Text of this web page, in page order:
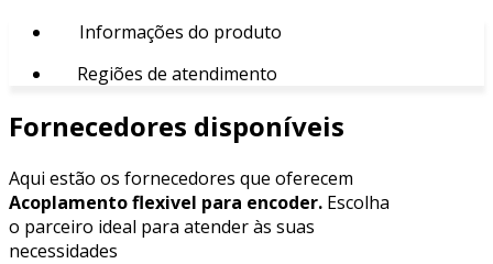
Informações do produto
Regiões de atendimento
Fornecedores disponíveis
Aqui estão os fornecedores que oferecem
Acoplamento flexivel para encoder. Escolha
o parceiro ideal para atender às suas
necessidades